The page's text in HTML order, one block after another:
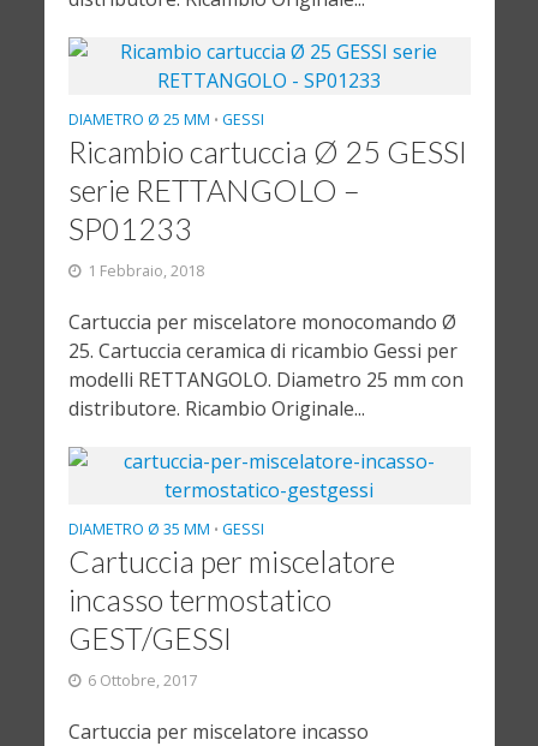
DIAMETRO Ø 25 MM • GESSI
Ricambio cartuccia Ø 25 GESSI
serie RETTANGOLO –
SP01233
1 Febbraio, 2018
Cartuccia per miscelatore monocomando Ø
25. Cartuccia ceramica di ricambio Gessi per
modelli RETTANGOLO. Diametro 25 mm con
distributore. Ricambio Originale...
DIAMETRO Ø 35 MM • GESSI
Cartuccia per miscelatore
incasso termostatico
GEST/GESSI
6 Ottobre, 2017
Cartuccia per miscelatore incasso